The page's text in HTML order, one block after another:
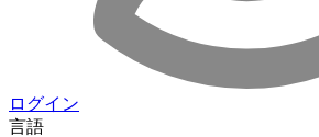
ログイン
言語